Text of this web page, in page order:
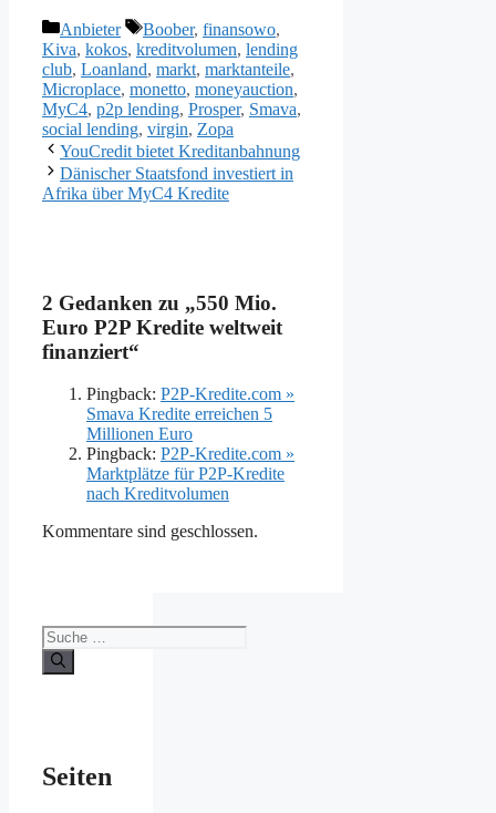
Kategorien
Anbieter Schlagwörter
Boober, finansowo,
Kiva, kokos, kreditvolumen, lending
club, Loanland, markt, marktanteile,
Microplace, monetto, moneyauction,
MyC4, p2p lending, Prosper, Smava,
social lending, virgin, Zopa
YouCredit bietet Kreditanbahnung
Dänischer Staatsfond investiert in
Afrika über MyC4 Kredite
2 Gedanken zu „550 Mio.
Euro P2P Kredite weltweit
finanziert“
Pingback: P2P-Kredite.com »
Smava Kredite erreichen 5
Millionen Euro
Pingback: P2P-Kredite.com »
Marktplätze für P2P-Kredite
nach Kreditvolumen
Kommentare sind geschlossen.
Suche
nach:
Seiten